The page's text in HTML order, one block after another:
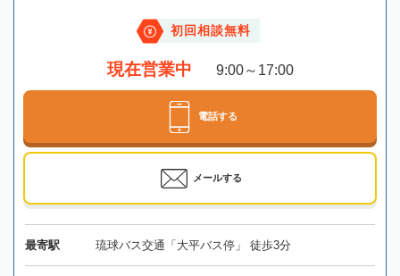
初回相談無料
現在営業中 9:00～17:00
電話する
メールする
最寄駅 琉球バス交通「大平バス停」 徒歩3分